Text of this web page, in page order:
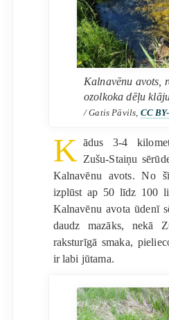
Kalnavēnu avots,
ozolkoka dēļu
/ Gatis Pāvils, CC
K ādus 3-4
Zušu-Staiņu
Kalnavēnu avots. No
izplūst ap 50 līdz 100
Kalnavēnu avota ūdenī
daudz mazāks, nekā
raksturīgā smaka,
ir labi jūtama.